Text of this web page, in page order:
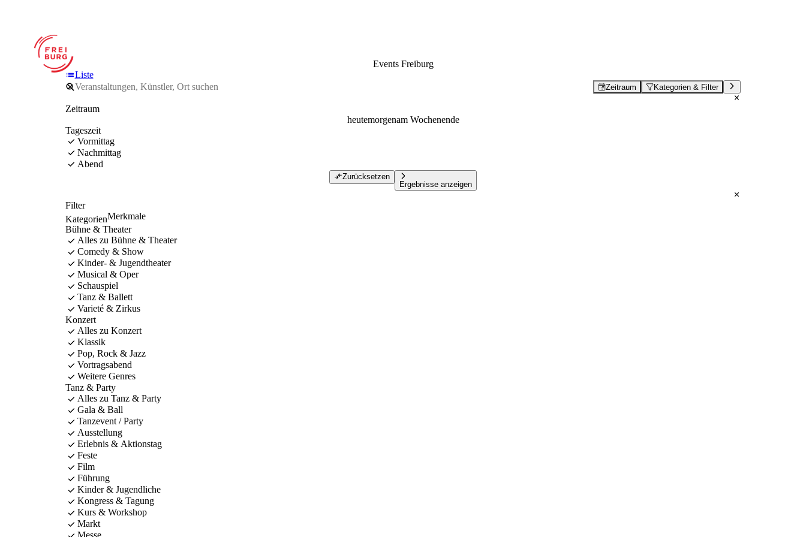
Events Freiburg
Liste
Zeitraum Kategorien & Filter
Zeitraum
heutemorgenam Wochenende
Tageszeit
Vormittag
Nachmittag
Abend
Zurücksetzen
Ergebnisse anzeigen
Filter
KategorienMerkmale
Bühne & Theater
Alles zu Bühne & Theater
Comedy & Show
Kinder- & Jugendtheater
Musical & Oper
Schauspiel
Tanz & Ballett
Varieté & Zirkus
Konzert
Alles zu Konzert
Klassik
Pop, Rock & Jazz
Vortragsabend
Weitere Genres
Tanz & Party
Alles zu Tanz & Party
Gala & Ball
Tanzevent / Party
Ausstellung
Erlebnis & Aktionstag
Feste
Film
Führung
Kinder & Jugendliche
Kongress & Tagung
Kurs & Workshop
Markt